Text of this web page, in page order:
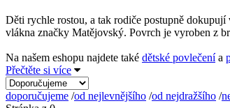
Děti rychle rostou, a tak rodiče postupně
vlákna značky Matějovský. Povrch je vyroben z
Na našem eshopu najdete také dětské povlečenía
Přečtěte si více
doporučujeme /od nejlevnějšího /od nejdražšího /